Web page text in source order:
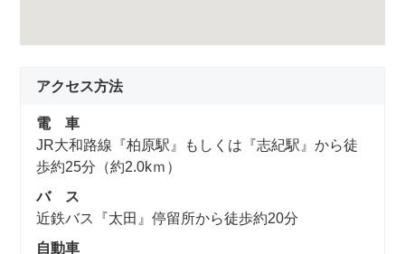
アクセス方法
電 車
JR大和路線『柏原駅』もしくは『志紀駅』から徒
歩約25分（約2.0kｍ）
バ ス
近鉄バス『太田』停留所から徒歩約20分
自動車